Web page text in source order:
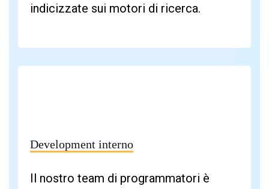
indicizzate sui motori di ricerca.
Development interno
Il nostro team di programmatori è